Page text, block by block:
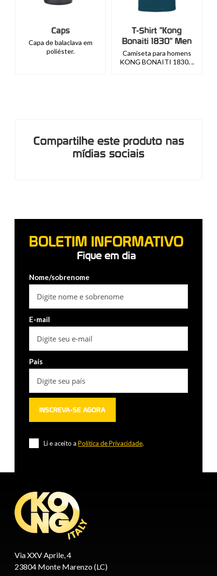
Caps
Capa de balaclava em
poliéster.
T-Shirt "Kong
Bonaiti 1830" Men
Camiseta para homens
KONG BONAITI 1830. ..
Compartilhe este produto nas
mídias sociais
BOLETIM INFORMATIVO
Fique em dia
Nome/sobrenome
E-mail
País
Li e aceito a Política de Privacidade.
Via XXV Aprile, 4
23804 Monte Marenzo (LC)